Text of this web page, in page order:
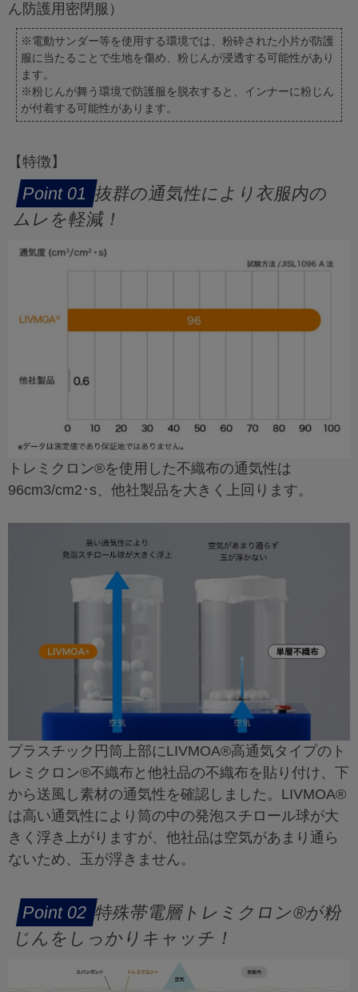
ん防護用密閉服）
※電動サンダー等を使用する環境では、粉砕された小片が防護
服に当たることで生地を傷め、粉じんが浸透する可能性があり
ます。
※粉じんが舞う環境で防護服を脱衣すると、インナーに粉じん
が付着する可能性があります。
【特徴】
抜群の通気性により衣服内の
ムレを軽減！
トレミクロン®を使用した不織布の通気性は
96cm3/cm2･s、他社製品を大きく上回ります。
プラスチック円筒上部にLIVMOA®高通気タイプのト
レミクロン®不織布と他社品の不織布を貼り付け、下
から送風し素材の通気性を確認しました。LIVMOA®
は高い通気性により筒の中の発泡スチロール球が大
きく浮き上がりますが、他社品は空気があまり通ら
ないため、玉が浮きません。
特殊帯電層トレミクロン®が粉
じんをしっかりキャッチ！